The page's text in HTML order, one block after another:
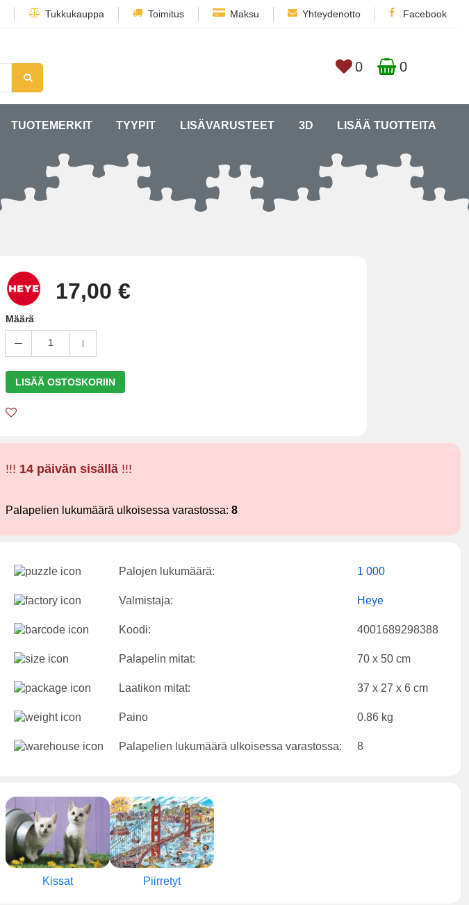
Tukkukauppa Toimitus Maksu Yhteydenotto Facebook
0 0
TUOTEMERKIT TYYPIT LISÄVARUSTEET 3D LISÄÄ TUOTTEITA
17,00 €
Määrä
1
LISÄÄ OSTOSKORIIN
!!! 14 päivän sisällä !!!
Palapelien lukumäärä ulkoisessa varastossa: 8
Palojen lukumäärä: 1 000
Valmistaja: Heye
Koodi: 4001689298388
Palapelin mitat: 70 x 50 cm
Laatikon mitat: 37 x 27 x 6 cm
Paino 0.86 kg
Palapelien lukumäärä ulkoisessa varastossa: 8
Kissat Piirretyt